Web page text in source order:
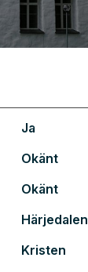
Ja
Okänt
Okänt
Härjedalen
Kristen